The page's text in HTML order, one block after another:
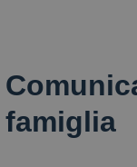
famiglia